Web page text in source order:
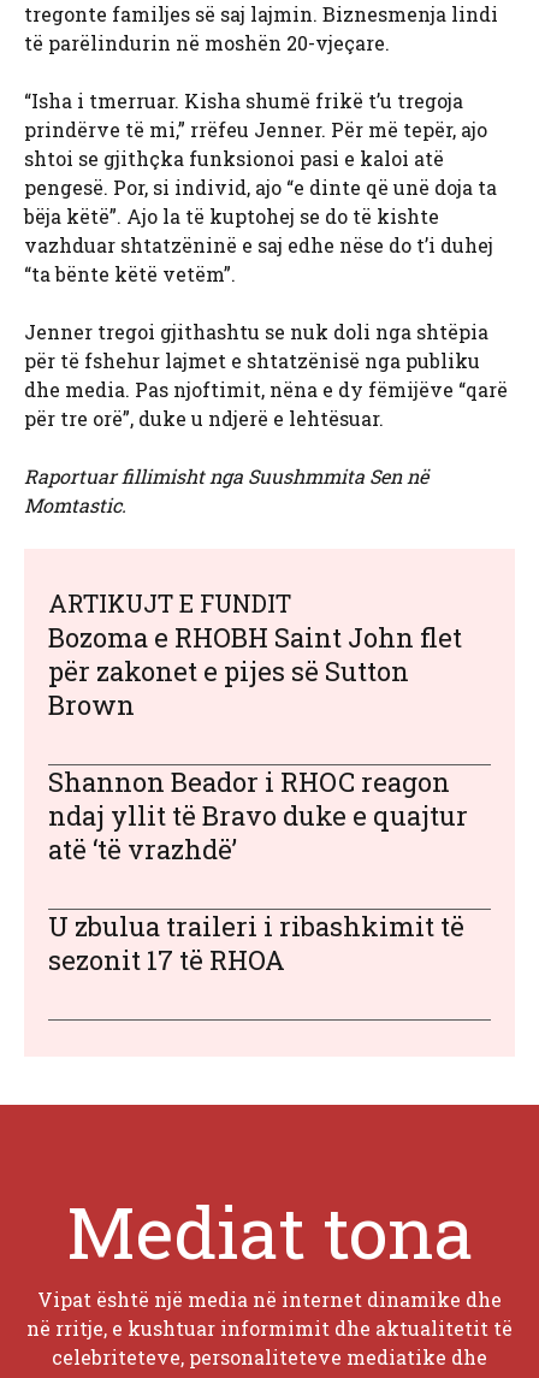
tregonte familjes së saj lajmin. Biznesmenja lindi
të parëlindurin në moshën 20-vjeçare.
“Isha i tmerruar. Kisha shumë frikë t’u tregoja
prindërve të mi,” rrëfeu Jenner. Për më tepër, ajo
shtoi se gjithçka funksionoi pasi e kaloi atë
pengesë. Por, si individ, ajo “e dinte që unë doja ta
bëja këtë”. Ajo la të kuptohej se do të kishte
vazhduar shtatzëninë e saj edhe nëse do t’i duhej
“ta bënte këtë vetëm”.
Jenner tregoi gjithashtu se nuk doli nga shtëpia
për të fshehur lajmet e shtatzënisë nga publiku
dhe media. Pas njoftimit, nëna e dy fëmijëve “qarë
për tre orë”, duke u ndjerë e lehtësuar.
Raportuar fillimisht nga Suushmmita Sen në
Momtastic.
ARTIKUJT E FUNDIT
Bozoma e RHOBH Saint John flet
për zakonet e pijes së Sutton
Brown
Shannon Beador i RHOC reagon
ndaj yllit të Bravo duke e quajtur
atë ‘të vrazhdë’
U zbulua traileri i ribashkimit të
sezonit 17 të RHOA
Mediat tona
Vipat është një media në internet dinamike dhe
në rritje, e kushtuar informimit dhe aktualitetit të
celebriteteve, personaliteteve mediatike dhe